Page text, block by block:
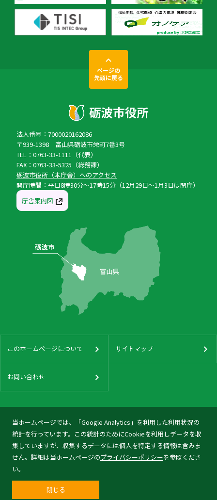
当ホームページでは、「Google Analytics」を利用した利用状況の
統計を行っています。この統計のためにCookieを利用しデータを収
集していますが、収集するデータには個人を特定する情報は含みま
せん。詳細は当ホームページのプライバシーポリシーを参照くださ
い。
閉じる
ページの
先頭に戻る
法人番号：7000020162086
〒939-1398 富山県砺波市栄町7番3号
TEL：0763-33-1111（代表）
FAX：0763-33-5325（総務課）
砺波市役所（本庁舎）へのアクセス
開庁時間：平日8時30分〜17時15分（12月29日〜1月3日は閉庁）
庁舎案内図
このホームページについて サイトマップ
お問い合わせ